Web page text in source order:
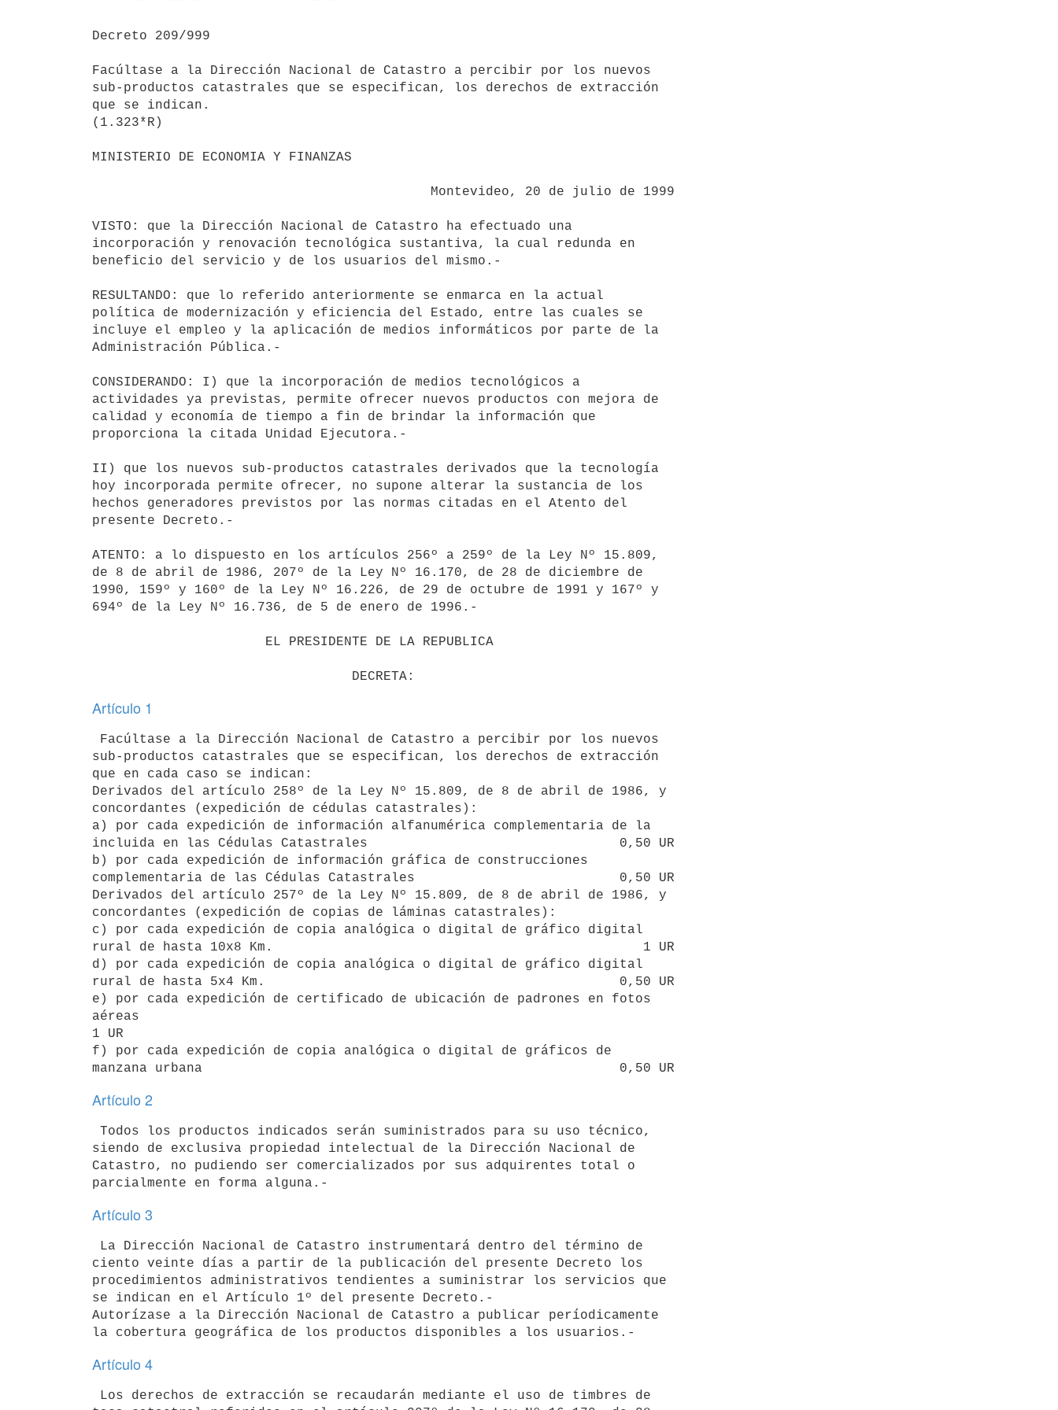
Decreto 209/999
Facúltase a la Dirección Nacional de Catastro a percibir por los nuevos
sub-productos catastrales que se especifican, los derechos de extracción
que se indican.
(1.323*R)
MINISTERIO DE ECONOMIA Y FINANZAS
VISTO: que la Dirección Nacional de Catastro ha efectuado una
incorporación y renovación tecnológica sustantiva, la cual redunda en
beneficio del servicio y de los usuarios del mismo.-
RESULTANDO: que lo referido anteriormente se enmarca en la actual
política de modernización y eficiencia del Estado, entre las cuales se
incluye el empleo y la aplicación de medios informáticos por parte de la
Administración Pública.-
CONSIDERANDO: I) que la incorporación de medios tecnológicos a
actividades ya previstas, permite ofrecer nuevos productos con mejora de
calidad y economía de tiempo a fin de brindar la información que
proporciona la citada Unidad Ejecutora.-
II) que los nuevos sub-productos catastrales derivados que la tecnología
hoy incorporada permite ofrecer, no supone alterar la sustancia de los
hechos generadores previstos por las normas citadas en el Atento del
presente Decreto.-
ATENTO: a lo dispuesto en los artículos 256º a 259º de la Ley Nº 15.809,
de 8 de abril de 1986, 207º de la Ley Nº 16.170, de 28 de diciembre de
1990, 159º y 160º de la Ley Nº 16.226, de 29 de octubre de 1991 y 167º y
694º de la Ley Nº 16.736, de 5 de enero de 1996.-
Artículo 1
sub-productos catastrales que se especifican, los derechos de extracción
que en cada caso se indican:
Derivados del artículo 258º de la Ley Nº 15.809, de 8 de abril de 1986, y
concordantes (expedición de cédulas catastrales):
a) por cada expedición de información alfanumérica complementaria de la
incluida en las Cédulas Catastrales                                0,50 UR
b) por cada expedición de información gráfica de construcciones
complementaria de las Cédulas Catastrales                          0,50 UR
Derivados del artículo 257º de la Ley Nº 15.809, de 8 de abril de 1986, y
concordantes (expedición de copias de láminas catastrales):
c) por cada expedición de copia analógica o digital de gráfico digital
rural de hasta 10x8 Km.                                               1 UR
d) por cada expedición de copia analógica o digital de gráfico digital
rural de hasta 5x4 Km.                                             0,50 UR
e) por cada expedición de certificado de ubicación de padrones en fotos
1 UR
f) por cada expedición de copia analógica o digital de gráficos de
Artículo 2
siendo de exclusiva propiedad intelectual de la Dirección Nacional de
Catastro, no pudiendo ser comercializados por sus adquirentes total o
Artículo 3
ciento veinte días a partir de la publicación del presente Decreto los
procedimientos administrativos tendientes a suministrar los servicios que
se indican en el Artículo 1º del presente Decreto.-
Autorízase a la Dirección Nacional de Catastro a publicar períodicamente
Artículo 4